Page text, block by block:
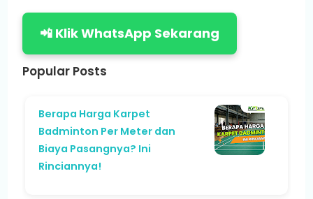
📲 Klik WhatsApp Sekarang
Popular Posts
Berapa Harga Karpet
Badminton Per Meter dan
Biaya Pasangnya? Ini
Rinciannya!